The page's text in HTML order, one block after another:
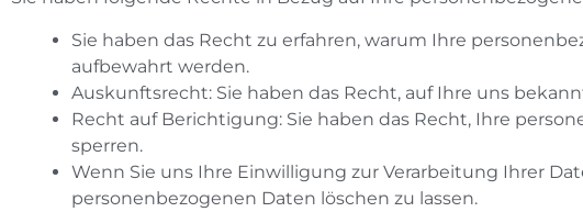
Sie haben das Recht zu erfahren, warum Ihre
aufbewahrt werden.
Auskunftsrecht: Sie haben das Recht, auf Ihre uns
Recht auf Berichtigung: Sie haben das Recht, Ihre
sperren.
Wenn Sie uns Ihre Einwilligung zur Verarbeitung Ihrer
personenbezogenen Daten löschen zu lassen.